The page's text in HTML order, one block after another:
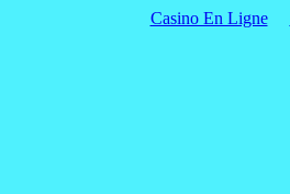
Casino En Ligne